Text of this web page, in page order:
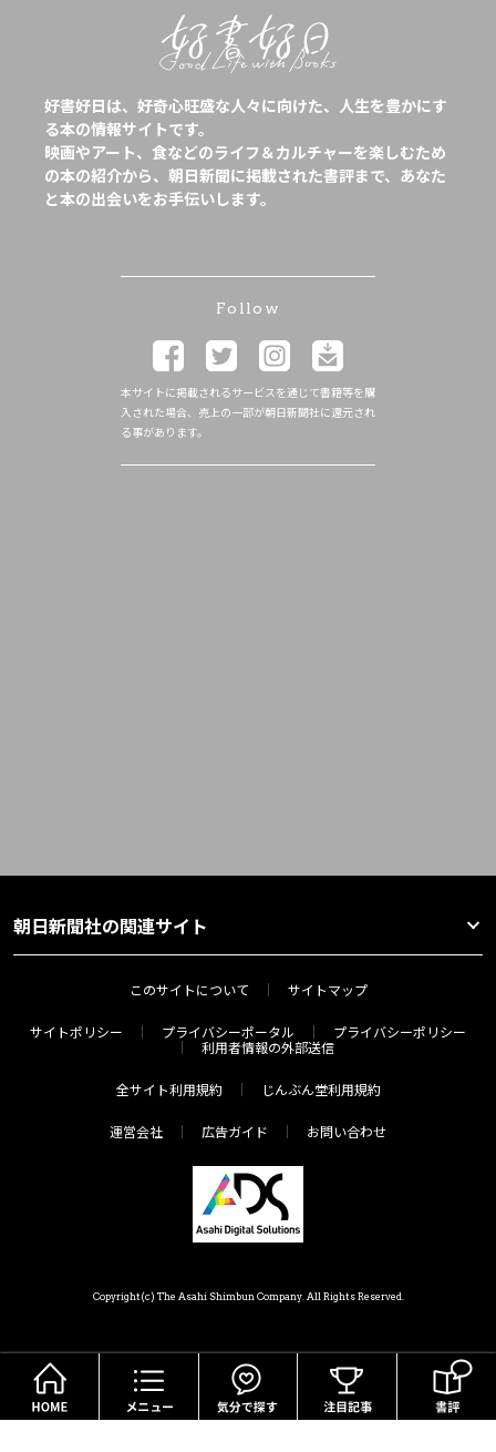
好書好日は、好奇心旺盛な人々に向けた、人生を豊かにす
る本の情報サイトです。
映画やアート、食などのライフ＆カルチャーを楽しむため
の本の紹介から、朝日新聞に掲載された書評まで、あなた
と本の出会いをお手伝いします。
Follow
本サイトに掲載されるサービスを通じて書籍等を購
入された場合、売上の一部が朝日新聞社に還元され
る事があります。
朝日新聞社の関連サイト
このサイトについて サイトマップ
サイトポリシー プライバシーポータル
プライバシーポリシー
利用者情報の外部送信
全サイト利用規約 じんぶん堂利用規約
運営会社 広告ガイド お問い合わせ
Copyright(c) The Asahi Shimbun Company. All Rights Reserved.